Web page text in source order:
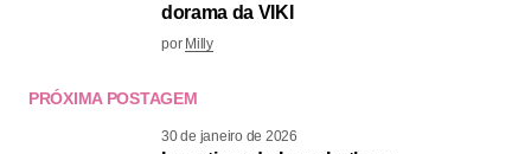
dorama da VIKI
por Milly
PRÓXIMA POSTAGEM
30 de janeiro de 2026